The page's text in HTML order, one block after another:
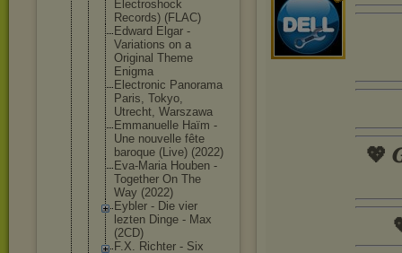
Electroshoc k
Records) (FLAC)
Edward Elgar -
Variations on a
Original Theme
Enigma
Electronic Panorama
Paris, Tokyo,
Utrecht, Warszawa
Emmanuelle Haïm -
Une nouvelle fête
baroque (Live) (2022)
Eva-Maria Houben -
Together On The
Way (2022)
Eybler - Die vier
lezten Dinge - Max
(2CD)
F.X. Richter - Six
💖